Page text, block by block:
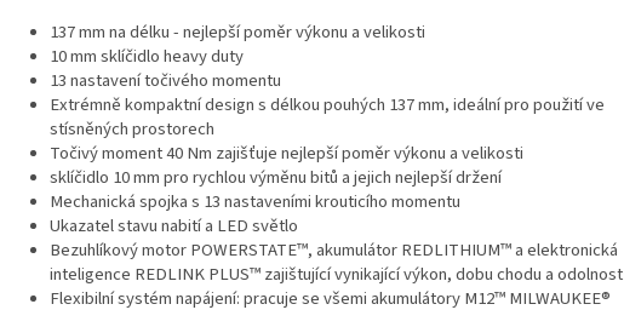
137 mm na délku - nejlepší poměr výkonu a velikosti
10 mm sklíčidlo heavy duty
13 nastavení točivého momentu
Extrémně kompaktní design s délkou pouhých 137 mm, ideální pro použití ve
stísněných prostorech
Točivý moment 40 Nm zajišťuje nejlepší poměr výkonu a velikosti
sklíčidlo 10 mm pro rychlou výměnu bitů a jejich nejlepší držení
Mechanická spojka s 13 nastaveními krouticího momentu
Ukazatel stavu nabití a LED světlo
Bezuhlíkový motor POWERSTATE™, akumulátor REDLITHIUM™ a elektronická
inteligence REDLINK PLUS™ zajištující vynikající výkon, dobu chodu a odolnost
Flexibilní systém napájení: pracuje se všemi akumulátory M12™ MILWAUKEE®